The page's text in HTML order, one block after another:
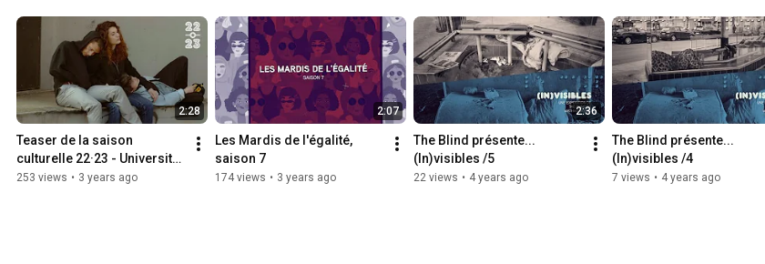
2:28
Teaser de la saison
culturelle 22·23 - Université
Rennes 2
253 views • 3 years ago
2:07
Les Mardis de l'égalité,
saison 7
174 views • 3 years ago
2:36
The Blind présente...
(In)visibles /5
22 views • 4 years ago
The Blind présente...
(In)visibles /4
7 views • 4 years ago